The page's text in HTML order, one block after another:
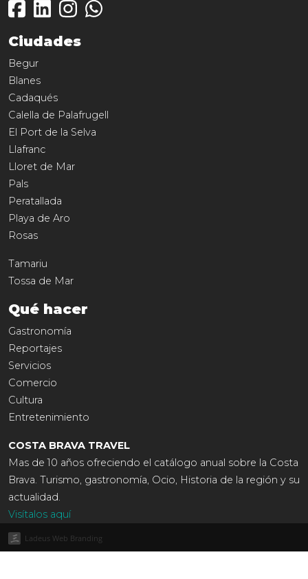
Ciudades
Begur
Blanes
Cadaqués
Calella de Palafrugell
El Port de la Selva
Llafranc
Lloret de Mar
Pals
Peratallada
Playa de Aro
Rosas
Tamariu
Tossa de Mar
Qué hacer
Gastronomía
Reportajes
Servicios
Comercio
Cultura
Entretenimiento
COSTA BRAVA TRAVEL
Mas de 10 años ofreciendo el catálogo anual sobre la Costa
Brava. Turismo, gastronomía, Ocio, Historia de la región y su
actualidad.
Visítalos aquí
Ladeus Web Branding